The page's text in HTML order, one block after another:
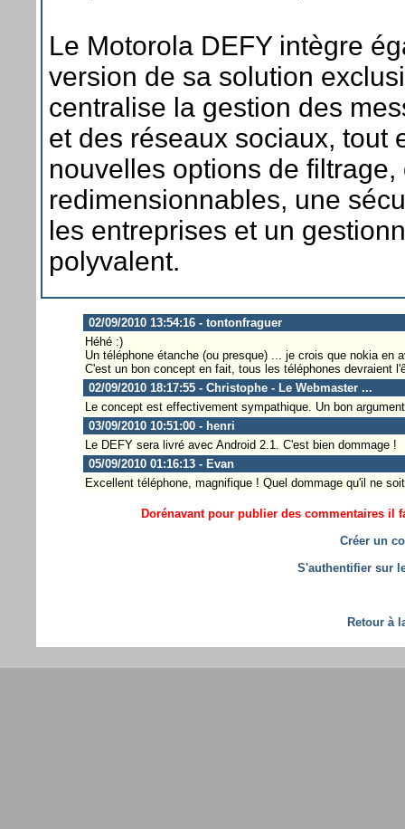
Le Motorola DEFY intègre
version de sa solution
centralise la gestion des
et des réseaux sociaux, tout
nouvelles options de
redimensionnables, une
les entreprises et un
polyvalent.
02/09/2010 13:54:16 - tontonfraguer
Héhé :)
Un téléphone étanche (ou presque) ... je crois que nokia
C'est un bon concept en fait, tous les téléphones devraient
02/09/2010 18:17:55 - Christophe - Le Webmaster ...
Le concept est effectivement sympathique. Un bon
03/09/2010 10:51:00 - henri
Le DEFY sera livré avec Android 2.1. C'est bien dommage !
05/09/2010 01:16:13 - Evan
Excellent téléphone, magnifique ! Quel dommage qu'il ne
Dorénavant pour publier des commentaires il
Créer un
S'authentifier sur
Retour à